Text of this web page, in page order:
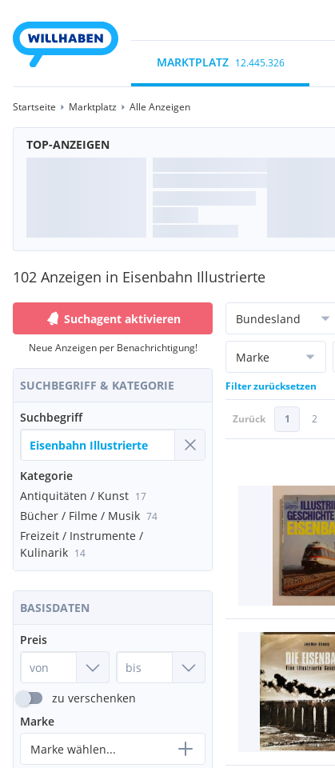
MARKTPLATZ 12.445.326
Startseite Marktplatz Alle Anzeigen
TOP-ANZEIGEN
102 Anzeigen in Eisenbahn Illustrierte
Suchagent aktivieren
Neue Anzeigen per Benachrichtigung!
SUCHBEGRIFF & KATEGORIE
Suchbegriff
Kategorie
Antiquitäten / Kunst 17
Bücher / Filme / Musik 74
Freizeit / Instrumente /
Kulinarik 14
BASISDATEN
Preis
zu verschenken
Marke
Marke wählen...
Bundesland
Marke
Filter zurücksetzen
Zurück 1 2